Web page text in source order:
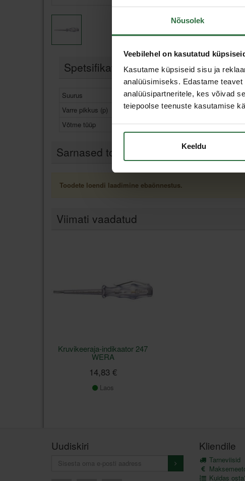
Nõusolek
Veebilehel on kasutatud
Kasutame küpsiseid sisu ja
analüüsimiseks. Edastame
analüüsipartneritele, kes võivad
teiepoolse teenuste kasutamise
Keeldu
Spetsifikatsioon
Suurus
0,5x3,0 mm
Varre pikkus (p)
70 mm
Võtme tüüp
Lame
Sarnased tooted
Toodete loendi laadimine ebaõnnestus.
Viimati vaadatud
Kruvikeeraja-indikaator 247
WERA
14,83 €
Laos
Uudiskiri Kliendile
Tarneviisid
Kuidas